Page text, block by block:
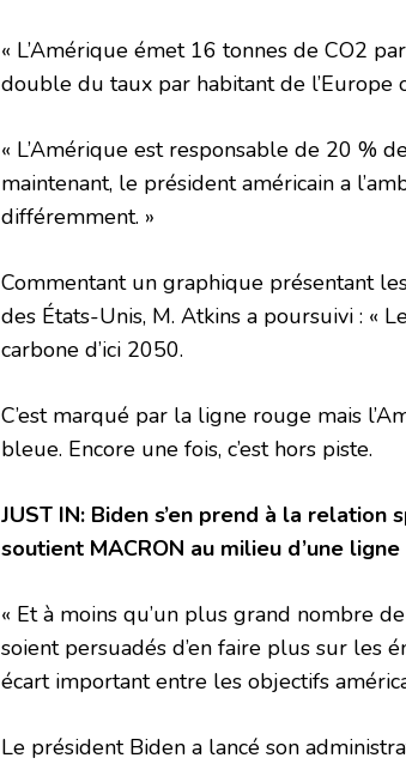
« L’Amérique émet 16 tonnes de CO2
double du taux par habitant de l’Europe
« L’Amérique est responsable de 20 %
maintenant, le président américain a
différemment. »
Commentant un graphique présentant
des États-Unis, M. Atkins a poursuivi : «
carbone d’ici 2050.
C’est marqué par la ligne rouge mais
bleue. Encore une fois, c’est hors piste.
JUST IN: Biden s’en prend à la relation
soutient MACRON au milieu d’une
« Et à moins qu’un plus grand nombre
soient persuadés d’en faire plus sur les
écart important entre les objectifs
Le président Biden a lancé son